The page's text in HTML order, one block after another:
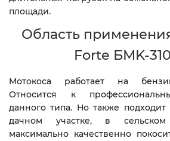
площади.
Область
Forte БMK-
Мотокоса работает на
Относится к
данного типа. Но также
дачном участке, в
максимально качественно